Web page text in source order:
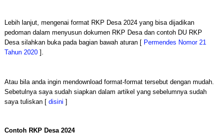
Lebih lanjut, mengenai format RKP Desa 2024 yang bisa dijadikan
pedoman dalam menyusun dokumen RKP Desa dan contoh DU RKP
Desa silahkan buka pada bagian bawah aturan [ Permendes Nomor 21
Tahun 2020].
Atau bila anda ingin mendownload format-format tersebut dengan mudah.
Sebetulnya saya sudah siapkan dalam artikel yang sebelumnya sudah
saya tuliskan [ disini ]
Contoh RKP Desa 2024